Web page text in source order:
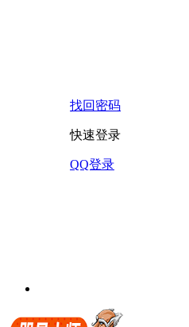
找回密码
快速登录
QQ登录